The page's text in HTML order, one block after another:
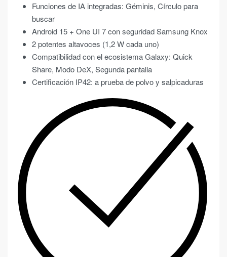
Funciones de IA integradas: Géminis, Círculo para
buscar
Android 15 + One UI 7 con seguridad Samsung Knox
2 potentes altavoces (1,2 W cada uno)
Compatibilidad con el ecosistema Galaxy: Quick
Share, Modo DeX, Segunda pantalla
Certificación IP42: a prueba de polvo y salpicaduras